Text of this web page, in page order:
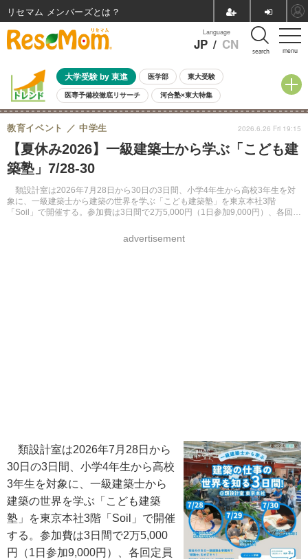
menu
Language
JP / CN search
大学受験 by 東進 医学部 東大受験
医専予備校徹底リサーチ 河合塾×東大特集
親子で考える大学選び 高校受験 中学受験 小学校受験
共通テスト 夏休み
8月開催イベント・WS 全国公立高校 過去問 人気記事
自由研究教材（小学生向け）
【夏休み2026】一級建築士から学ぶ「こども建
築塾」7/28-30
類設計室は2026年7月28日から30日の3日間、小学4年生から高校3年生を対
象に、一級建築士から建築の世界を学ぶ「こども建築塾」を東京本社3階
「Soil」で開催する。参加費は3日間で2万5,000円（1日参加9,000円）、各回定
教育イベント 中学生
advertisement
2026.6.26 Fri 19:15
類設計室は2026年7月28日から
30日の3日間、小学4年生から高校
3年生を対象に、一級建築士から
建築の世界を学ぶ「こども建築
塾」を東京本社3階「Soil」で開催
する。参加費は3日間で2万5,000
円（1日参加9,000円）、各回定員
リセマム メンバーズ